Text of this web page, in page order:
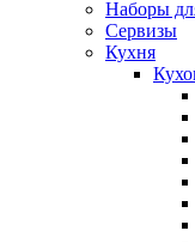
Наборы
Сервизы
Кухня